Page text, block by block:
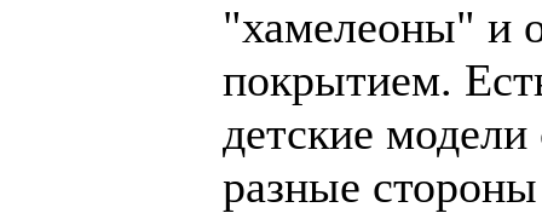
"хамелеоны" и
покрытием.
детские
разные